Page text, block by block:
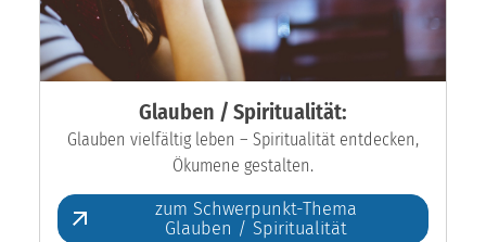
Glauben / Spiritualität:
Glauben vielfältig leben – Spiritualität entdecken,
Ökumene gestalten.
zum Schwerpunkt-Thema
Glauben / Spiritualität